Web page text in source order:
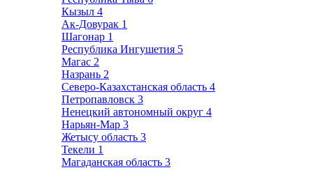
Кызыл 4
Ак-Довурак 1
Шагонар 1
Республика Ингушетия 5
Магас 2
Назрань 2
Северо-Казахстанская область 4
Петропавловск 3
Ненецкий автономный округ 4
Нарьян-Мар 3
Жетысу область 3
Текели 1
Магаданская область 3